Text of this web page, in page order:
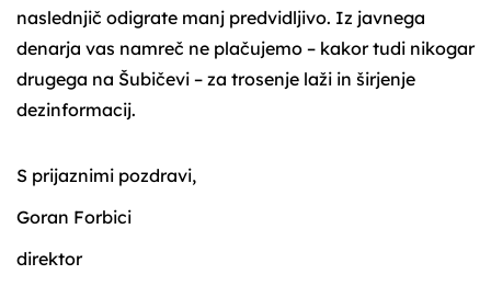
naslednjič odigrate manj predvidljivo. Iz javnega
denarja vas namreč ne plačujemo – kakor tudi nikogar
drugega na Šubičevi – za trosenje laži in širjenje
dezinformacij.
S prijaznimi pozdravi,
Goran Forbici
direktor